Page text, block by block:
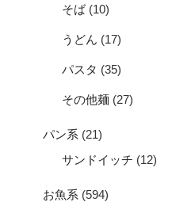
そば(10)
うどん (17)
パスタ (35)
その他麺 (27)
パン系 (21)
サンドイッチ (12)
お魚系 (594)